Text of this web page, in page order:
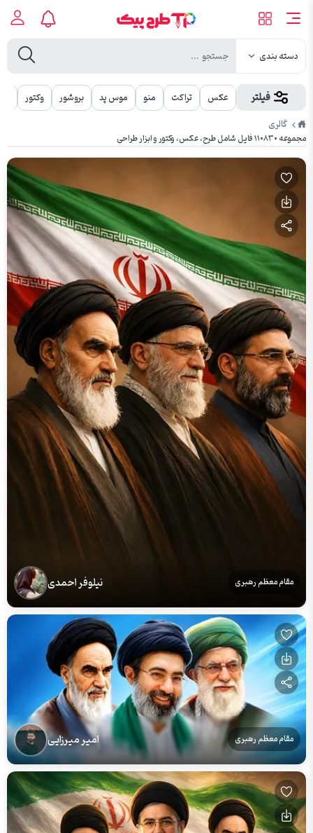
دسته بندی
فیلتر عکس تراکت منو موس پد بروشور وکتور
طرح
پیک
گالری
مجموعه ۱۱۰۸۳۰ فایل شامل طرح، عکس، وکتور و ابزار طراحی
مقام معظم رهبری نیلوفر احمدی
مقام معظم رهبری امیر میرزایی